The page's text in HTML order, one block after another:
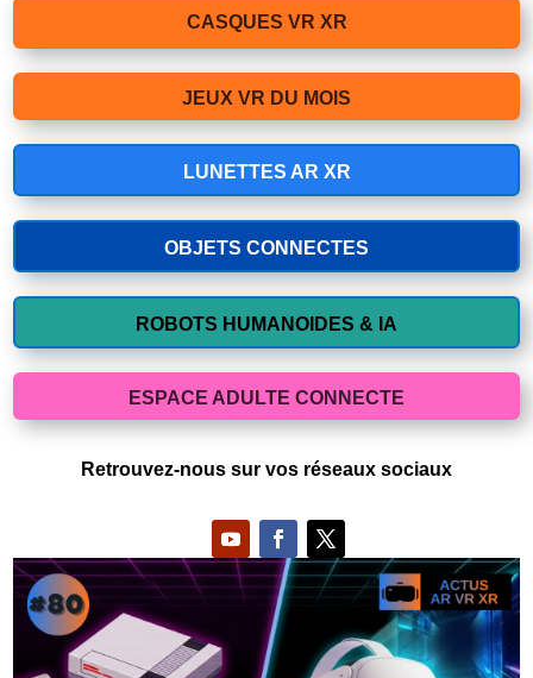
CASQUES VR XR
JEUX VR DU MOIS
LUNETTES AR XR
OBJETS CONNECTES
ROBOTS HUMANOIDES & IA
ESPACE ADULTE CONNECTE
Retrouvez-nous sur vos réseaux sociaux